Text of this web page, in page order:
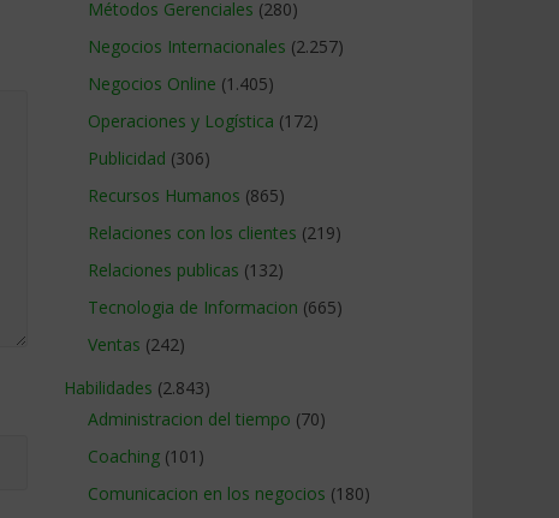
Métodos Gerenciales (280)
Negocios Internacionales (2.257)
Negocios Online (1.405)
Operaciones y Logística (172)
Publicidad (306)
Recursos Humanos (865)
Relaciones con los clientes (219)
Relaciones publicas (132)
Tecnologia de Informacion (665)
Ventas (242)
Habilidades (2.843)
Administracion del tiempo (70)
Coaching (101)
Comunicacion en los negocios (180)